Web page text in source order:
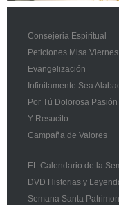
Consejeria Espiritual
Peticiones Misa Viernes
Evangelización
Infinitamente Sea
Por Tú Dolorosa Pasión
Y Resucito
Campaña de Valores
EL Calendario de la
DVD Historias y
Semana Santa